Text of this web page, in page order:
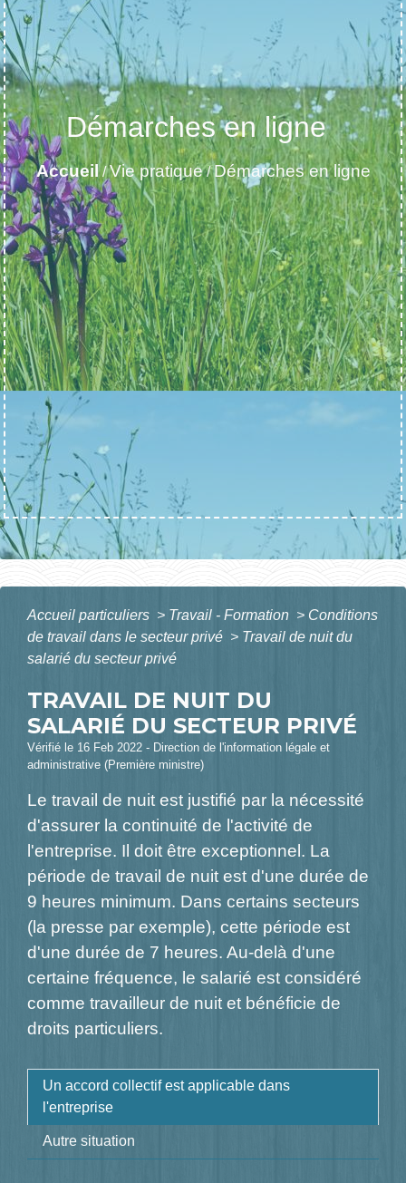
Démarches en ligne
Accueil/Vie pratique/Démarches en ligne
Accueil particuliers > Travail - Formation > Conditions
de travail dans le secteur privé > Travail de nuit du
salarié du secteur privé
TRAVAIL DE NUIT DU
SALARIÉ DU SECTEUR PRIVÉ
Vérifié le 16 Feb 2022 - Direction de l'information légale et
administrative (Première ministre)
Le travail de nuit est justifié par la nécessité
d'assurer la continuité de l'activité de
l'entreprise. Il doit être exceptionnel. La
période de travail de nuit est d'une durée de
9 heures minimum. Dans certains secteurs
(la presse par exemple), cette période est
d'une durée de 7 heures. Au-delà d'une
certaine fréquence, le salarié est considéré
comme travailleur de nuit et bénéficie de
droits particuliers.
Un accord collectif est applicable dans
l'entreprise
Autre situation